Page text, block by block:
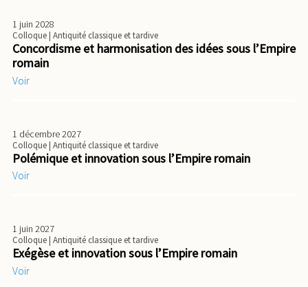
1 juin 2028
Colloque| Antiquité classique et tardive
Concordisme et harmonisation des idées sous l’Empire
romain
Voir
1 décembre 2027
Colloque| Antiquité classique et tardive
Polémique et innovation sous l’Empire romain
Voir
1 juin 2027
Colloque| Antiquité classique et tardive
Exégèse et innovation sous l’Empire romain
Voir